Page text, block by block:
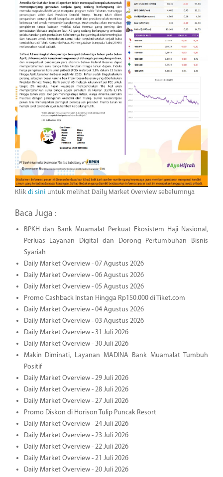
Klikdi sini untuk melihat Daily Market Overview sebelumnya
Baca Juga :
BPKH dan Bank Muamalat Perkuat Ekosistem Haji Nasional,
Perluas Layanan Digital dan Dorong Pertumbuhan Bisnis
Syariah
Daily Market Overview - 07 Agustus 2026
Daily Market Overview - 06 Agustus 2026
Daily Market Overview - 05 Agustus 2026
Promo Cashback Instan Hingga Rp150.000 di Tiket.com
Daily Market Overview - 04 Agustus 2026
Daily Market Overview - 03 Agustus 2026
Daily Market Overview - 31 Juli 2026
Daily Market Overview - 30 Juli 2026
Makin Diminati, Layanan MADINA Bank Muamalat Tumbuh
Positif
Daily Market Overview - 29 Juli 2026
Daily Market Overview - 28 Juli 2026
Daily Market Overview - 27 Juli 2026
Promo Diskon di Horison Tulip Puncak Resort
Daily Market Overview - 24 Juli 2026
Daily Market Overview - 23 Juli 2026
Daily Market Overview - 22 Juli 2026
Daily Market Overview - 21 Juli 2026
Daily Market Overview - 20 Juli 2026